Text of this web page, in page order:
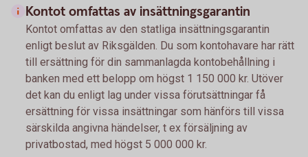
Kontot omfattas av insättningsgarantin
Kontot omfattas av den statliga insättningsgarantin
enligt beslut av Riksgälden. Du som kontohavare har rätt
till ersättning för din sammanlagda kontobehållning i
banken med ett belopp om högst 1 150 000 kr. Utöver
det kan du enligt lag under vissa förutsättningar få
ersättning för vissa insättningar som hänförs till vissa
särskilda angivna händelser, t ex försäljning av
privatbostad, med högst 5 000 000 kr.